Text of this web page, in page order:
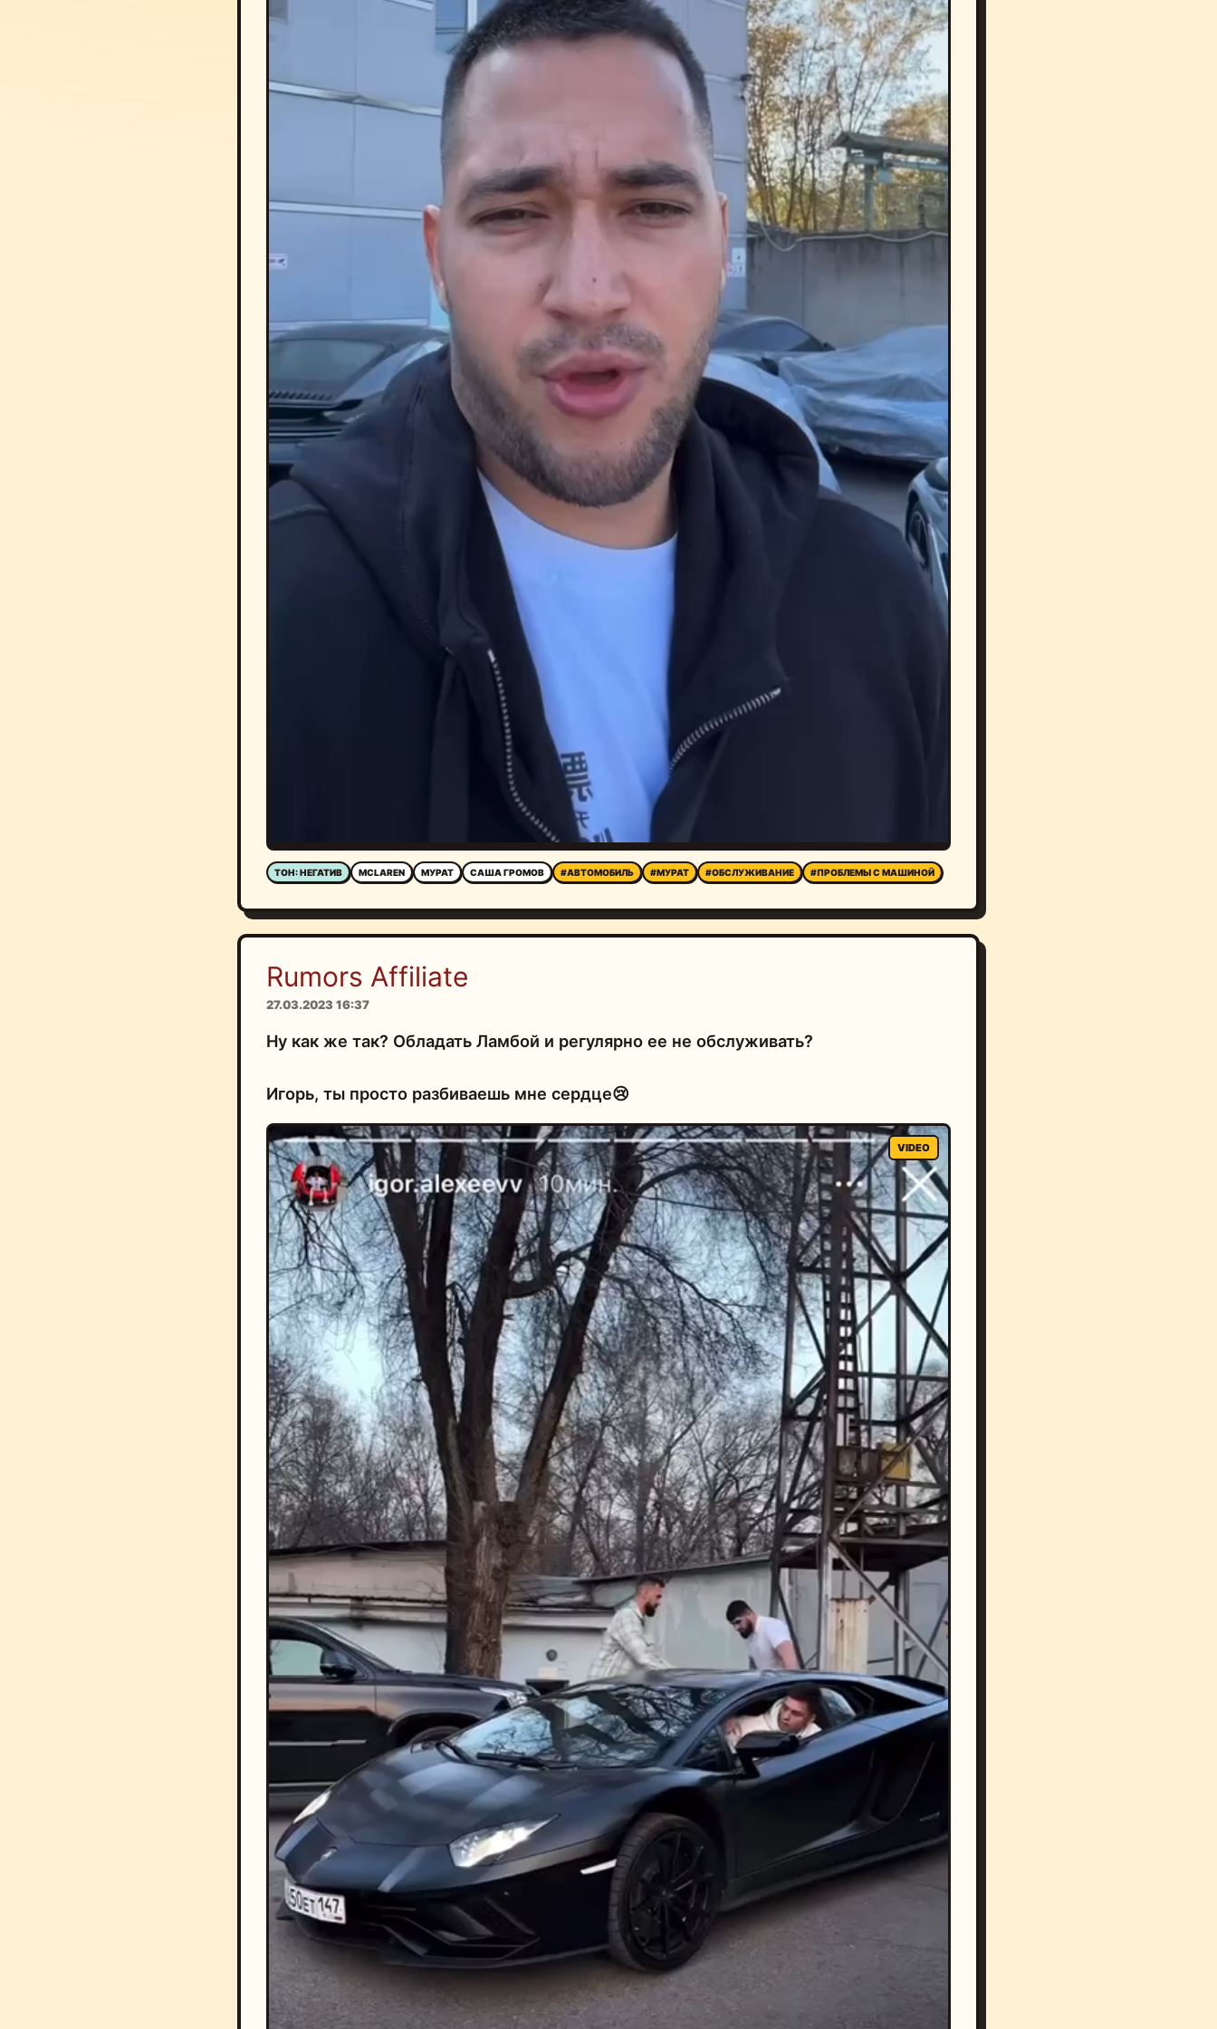
ТОН: НЕГАТИВ MCLAREN МУРАТ САША ГРОМОВ #АВТОМОБИЛЬ #МУРАТ #ОБСЛУЖИВАНИЕ #ПРОБЛЕМЫ С МАШИНОЙ
Rumors Affiliate
27.03.2023 16:37
Ну как же так? Обладать Ламбой и регулярно ее не обслуживать?
Игорь, ты просто разбиваешь мне сердце😢